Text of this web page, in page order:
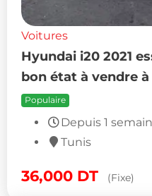
Voitures
Hyundai i20 2021
bon état à vendre à
Populaire
Depuis 1
Tunis
36,000 DT (Fixe)